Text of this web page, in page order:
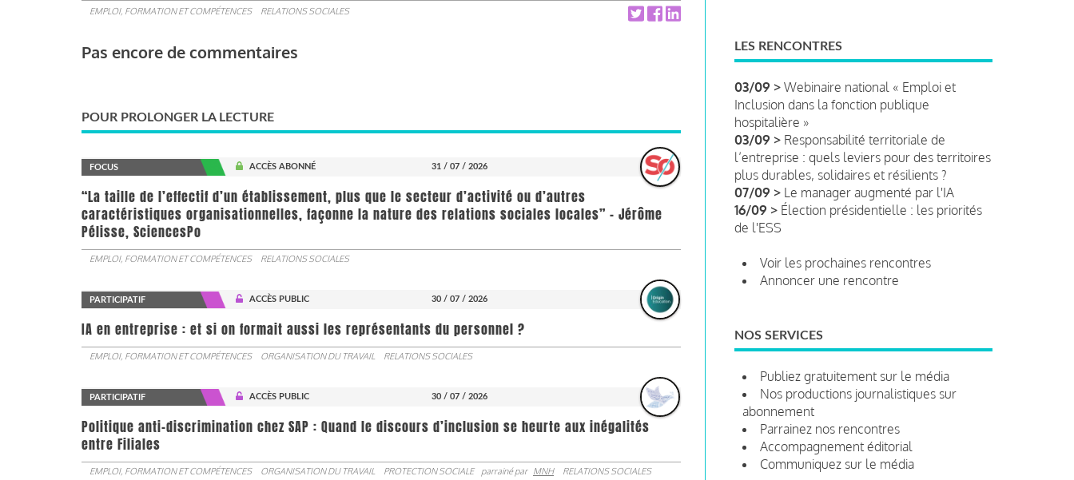
EMPLOI, FORMATION ET COMPÉTENCES RELATIONS SOCIALES
Pas encore de commentaires
POUR PROLONGER LA LECTURE
FOCUS ACCÈS ABONNÉ 31 / 07 / 2026
“La taille de l’effectif d’un établissement, plus que le secteur d’activité ou d’autres
caractéristiques organisationnelles, façonne la nature des relations sociales locales” - Jérôme
Pélisse, SciencesPo
EMPLOI, FORMATION ET COMPÉTENCES RELATIONS SOCIALES
PARTICIPATIF ACCÈS PUBLIC 30 / 07 / 2026
IA en entreprise : et si on formait aussi les représentants du personnel ?
EMPLOI, FORMATION ET COMPÉTENCES ORGANISATION DU TRAVAIL RELATIONS SOCIALES
PARTICIPATIF ACCÈS PUBLIC 30 / 07 / 2026
Politique anti-discrimination chez SAP : Quand le discours d’inclusion se heurte aux inégalités
entre Filiales
EMPLOI, FORMATION ET COMPÉTENCES ORGANISATION DU TRAVAIL PROTECTION SOCIALE parrainé par MNH RELATIONS SOCIALES
LES RENCONTRES
03/09 > Webinaire national « Emploi et
Inclusion dans la fonction publique
hospitalière »
03/09 > Responsabilité territoriale de
l’entreprise : quels leviers pour des territoires
plus durables, solidaires et résilients ?
07/09 > Le manager augmenté par l'IA
16/09 > Élection présidentielle : les priorités
de l'ESS
Voir les prochaines rencontres
Annoncer une rencontre
NOS SERVICES
Publiez gratuitement sur le média
Nos productions journalistiques sur
abonnement
Parrainez nos rencontres
Accompagnement éditorial
Communiquez sur le média